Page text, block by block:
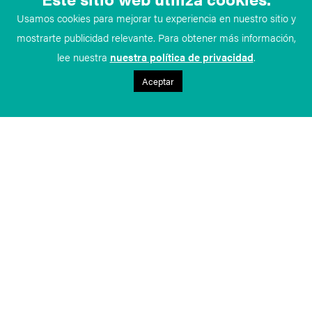
Usamos cookies para mejorar tu experiencia en nuestro sitio y
mostrarte publicidad relevante. Para obtener más información,
lee nuestra nuestra política de privacidad.
Aceptar